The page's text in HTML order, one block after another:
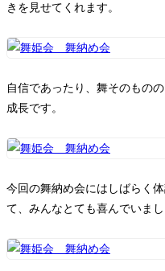
きを見せてくれます。
自信であったり、舞そのもの
成長です。
今回の舞納め会にはしばらく
て、みんなとても喜んでいまし